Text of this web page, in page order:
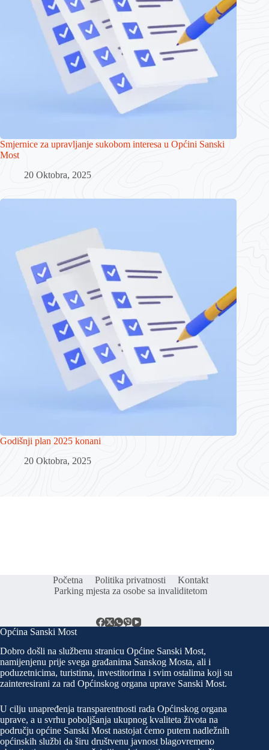
Smjernice za upravljanje sukobom interesa u Općini Sanski
Most
20 Oktobra, 2025
Godišnji plan 2025 konani
20 Oktobra, 2025
Početna Politika privatnosti
Kontakt
Parking mjesta za osobe sa invaliditetom
Općina Sanski Most
Dobro došli na službenu stranicu Općine Sanski Most,
namijenjenu prije svega građanima Sanskog Mosta, ali i
poduzetnicima, turistima, investitorima i svim ostalima koji su
zainteresirani za rad Općinskog organa uprave Sanski Most.
U cilju unapređenja transparentnosti rada Općinskog organa
uprave, a u svrhu poboljšanja ukupnog kvaliteta života na
području općine Sanski Most nastojat ćemo putem nadležnih
općinskih službi da širu društvenu javnost blagovremeno